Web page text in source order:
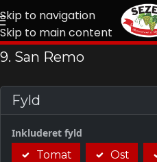
Skip to navigation
Skip to main content
9. San Remo